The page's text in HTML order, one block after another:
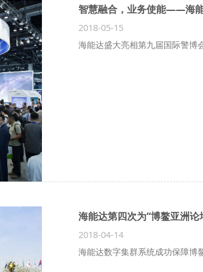
智慧融合，业务使能——海
2018-05-15
海能达盛大亮相第九届国际警博
海能达第四次为“博鳌亚洲论
2018-04-14
海能达数字集群系统成功保障博